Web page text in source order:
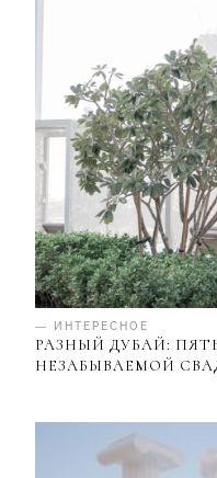
— ИНТЕРЕСНОЕ
РАЗНЫЙ ДУБАЙ:
НЕЗАБЫВАЕМОЙ